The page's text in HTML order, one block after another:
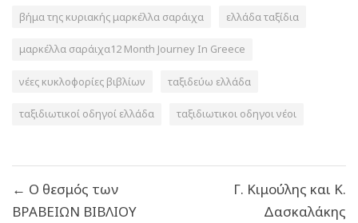
βήμα της κυριακής μαρκέλλα σαράιχα ελλάδα ταξίδια
μαρκέλλα σαράιχα12 Month Journey In Greece
νέες κυκλοφορίες βιβλίων ταξιδεύω ελλάδα
ταξιδιωτικοί οδηγοί ελλάδα ταξιδιωτικοι οδηγοι νέοι
άρθρων
← Ο θεσμός των
ΒΡΑΒΕΙΩΝ ΒΙΒΛΙΟΥ
Γ. Κιμούλης και Κ.
Δασκαλάκης